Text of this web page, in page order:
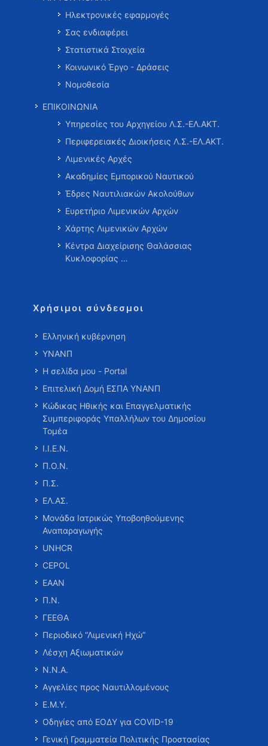
Ηλεκτρονικές εφαρμογές
Σας ενδιαφέρει
Στατιστικά Στοιχεία
Κοινωνικό Έργο - Δράσεις
Νομοθεσία
ΕΠΙΚΟΙΝΩΝΙΑ
Υπηρεσίες του Αρχηγείου Λ.Σ.-ΕΛ.ΑΚΤ.
Περιφερειακές Διοικήσεις Λ.Σ.-ΕΛ.ΑΚΤ.
Λιμενικές Αρχές
Ακαδημίες Εμπορικού Ναυτικού
Έδρες Ναυτιλιακών Ακολούθων
Ευρετήριο Λιμενικών Αρχών
Χάρτης Λιμενικών Αρχών
Κέντρα Διαχείρισης Θαλάσσιας
Κυκλοφορίας …
Χρήσιμοι σύνδεσμοι
Ελληνική κυβέρνηση
ΥΝΑΝΠ
Η σελίδα μου - Portal
Επιτελική Δομή ΕΣΠΑ ΥΝΑΝΠ
Κώδικας Ηθικής και Επαγγελματικής
Συμπεριφοράς Υπαλλήλων του Δημοσίου
Τομέα
Ι.Ι.Ε.Ν.
Π.Ο.Ν.
Π.Σ.
ΕΛ.ΑΣ.
Μονάδα Ιατρικώς Υποβοηθούμενης
Αναπαραγωγής
UNHCR
CEPOL
ΕΑΑΝ
Π.Ν.
ΓΕΕΘΑ
Περιοδικό “Λιμενική Ηχώ”
Λέσχη Αξιωματικών
Ν.Ν.Α.
Αγγελίες προς Ναυτιλλομένους
Ε.Μ.Υ.
Οδηγίες από ΕΟΔΥ για COVID-19
Γενική Γραμματεία Πολιτικής Προστασίας